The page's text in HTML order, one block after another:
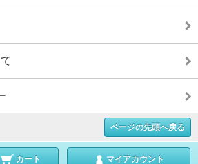
ページの先頭へ戻る
カート マイアカウント